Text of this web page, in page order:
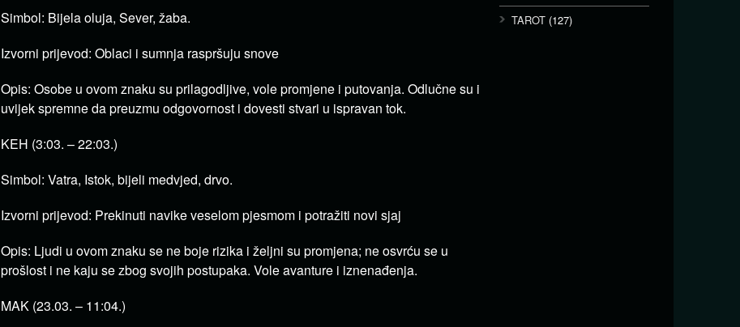
Simbol: Bijela oluja, Sever, žaba.
Izvorni prijevod: Oblaci i sumnja raspršuju snove
Opis: Osobe u ovom znaku su prilagodljive, vole promjene i putovanja. Odlučne su i
uvijek spremne da preuzmu odgovornost i dovesti stvari u ispravan tok.
KEH (3:03. – 22:03.)
Simbol: Vatra, Istok, bijeli medvjed, drvo.
Izvorni prijevod: Prekinuti navike veselom pjesmom i potražiti novi sjaj
Opis: Ljudi u ovom znaku se ne boje rizika i željni su promjena; ne osvrću se u
prošlost i ne kaju se zbog svojih postupaka. Vole avanture i iznenađenja.
MAK (23.03. – 11:04.)
TAROT (127)